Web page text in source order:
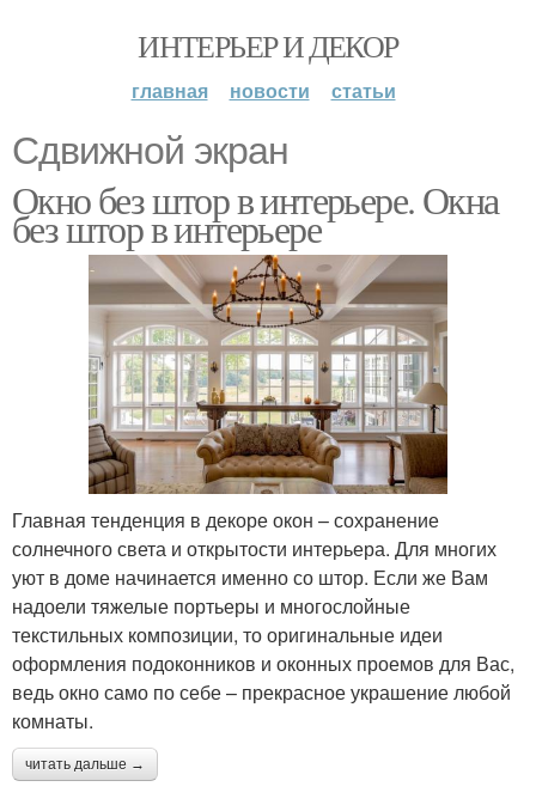
ИНТЕРЬЕР И ДЕКОР
главная новости статьи
Сдвижной экран
Окно без штор в интерьере. Окна
без штор в интерьере
Главная тенденция в декоре окон – сохранение
солнечного света и открытости интерьера. Для многих
уют в доме начинается именно со штор. Если же Вам
надоели тяжелые портьеры и многослойные
текстильных композиции, то оригинальные идеи
оформления подоконников и оконных проемов для Вас,
ведь окно само по себе – прекрасное украшение любой
комнаты.
читать дальше →